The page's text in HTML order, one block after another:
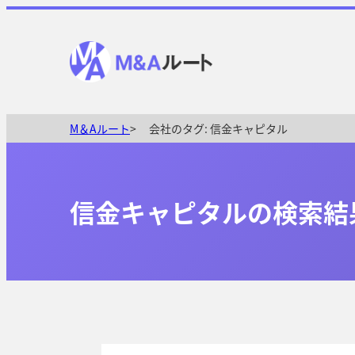
M＆Aルート 会社のタグ: 信金キャピタル
信金キャピタルの検索